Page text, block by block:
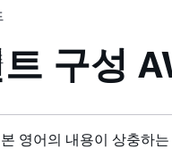
구성
영어의 내용이 상충하